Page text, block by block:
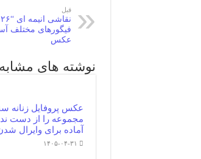
قبل
فیگورهای مختلف
عکس
نوشته های مشابه
عکس پروفایل زنانه
مجموعه را از دست
آماده برای وایرال
۱۴۰۵-۰۴-۳۱